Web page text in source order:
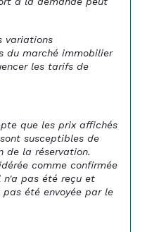
variations
du marché immobilier
les tarifs de
que les prix affichés
susceptibles de
de la réservation.
comme confirmée
pas été reçu et
été envoyée par le